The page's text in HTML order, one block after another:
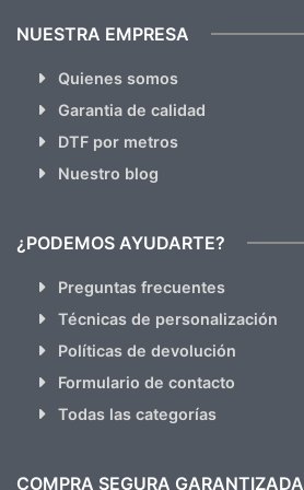
NUESTRA EMPRESA
Quienes somos
Garantia de calidad
DTF por metros
Nuestro blog
¿PODEMOS AYUDARTE?
Preguntas frecuentes
Técnicas de personalización
Políticas de devolución
Formulario de contacto
Todas las categorías
COMPRA SEGURA GARANTIZADA